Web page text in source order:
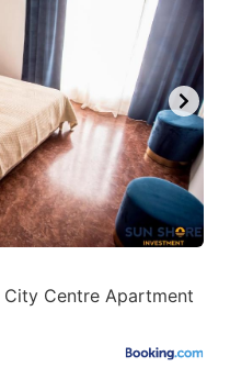
Centre Apartment